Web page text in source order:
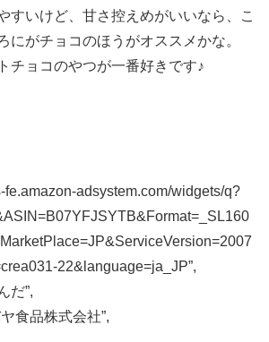
すいけど、甘さ控えめがいいなら、こ
にがチョコのほうがオススメかな。
チョコのやつが一番好きです♪
fe.amazon-adsystem.com/widgets/q?
22&language=ja_JP”,
だ”,
食品株式会社”,